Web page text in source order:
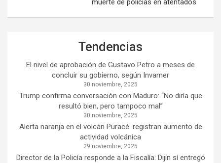
muerte de policías en atentados
Tendencias
El nivel de aprobación de Gustavo Petro a meses de
concluir su gobierno, según Invamer
30 noviembre, 2025
Trump confirma conversación con Maduro: “No diría que
resultó bien, pero tampoco mal”
30 noviembre, 2025
Alerta naranja en el volcán Puracé: registran aumento de
actividad volcánica
29 noviembre, 2025
Director de la Policía responde a la Fiscalía: Dijín sí entregó